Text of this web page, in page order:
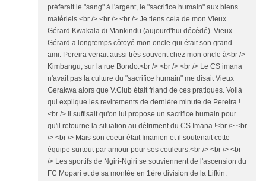
préferait le "sang" à l'argent, le "sacrifice humain" aux biens
matériels.<br /> <br /> <br /> Je tiens cela de mon Vieux
Gérard Kwakala di Mankindu (aujourd'hui décédé). Vieux
Gérard a longtemps côtoyé mon oncle qui était son grand
ami. Pereira venait aussi très souvent chez mon oncle à<br />
Kimbangu, sur la rue Bondo.<br /> <br /> <br /> Le CS imana
n'avait pas la culture du "sacrifice humain" me disait Vieux
Gerakwa alors que V.Club était friand de ces pratiques. Voilà
qui explique les revirements de dernière minute de Pereira !
<br /> Il suffisait qu'on lui propose un sacrifice humain pour
qu'il retourne la situation au détriment du CS Imana !<br /> <br
/> <br /> Mais son coeur était Imanien et il soutenait cette
équipe surtout par amour pour ses couleurs.<br /> <br /> <br
/> Les sportifs de Ngiri-Ngiri se souviennent de l'ascension du
FC Mopari et de sa montée en 1ère division de la Lifkin.